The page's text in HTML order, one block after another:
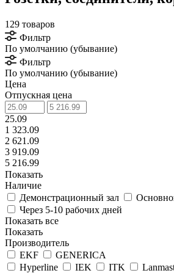
129 товаров
Фильтр
По умолчанию (убывание)
Фильтр
По умолчанию (убывание)
Цена
Отпускная цена
25.09
1 323.09
2 621.09
3 919.09
5 216.99
Показать
Наличие
Демонстрационный зал
Через 5-10 рабочих дней
Показать все
Показать
Производитель
EKF
GENERICA
Hyperline
IEK ITK